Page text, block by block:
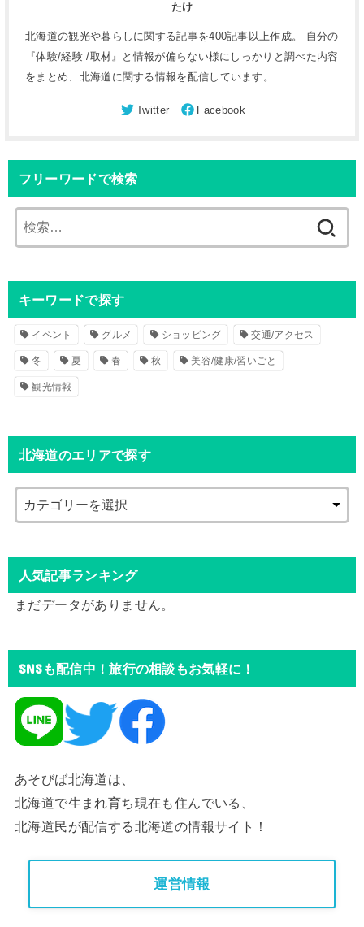
たけ
北海道の観光や暮らしに関する記事を400記事以上作成。 自分の
『体験/経験 /取材』と情報が偏らない様にしっかりと調べた内容
をまとめ、北海道に関する情報を配信しています。
フリーワードで検索
索
キーワードで探す
イベント グルメ ショッピング 交通/アクセス
冬 夏 春 秋 美容/健康/習いごと
観光情報
北海道のエリアで探す
人気記事ランキング
まだデータがありません。
SNSも配信中！旅行の相談もお気軽に！
あそびば北海道は、
北海道で生まれ育ち現在も住んでいる、
北海道民が配信する北海道の情報サイト！
運営情報